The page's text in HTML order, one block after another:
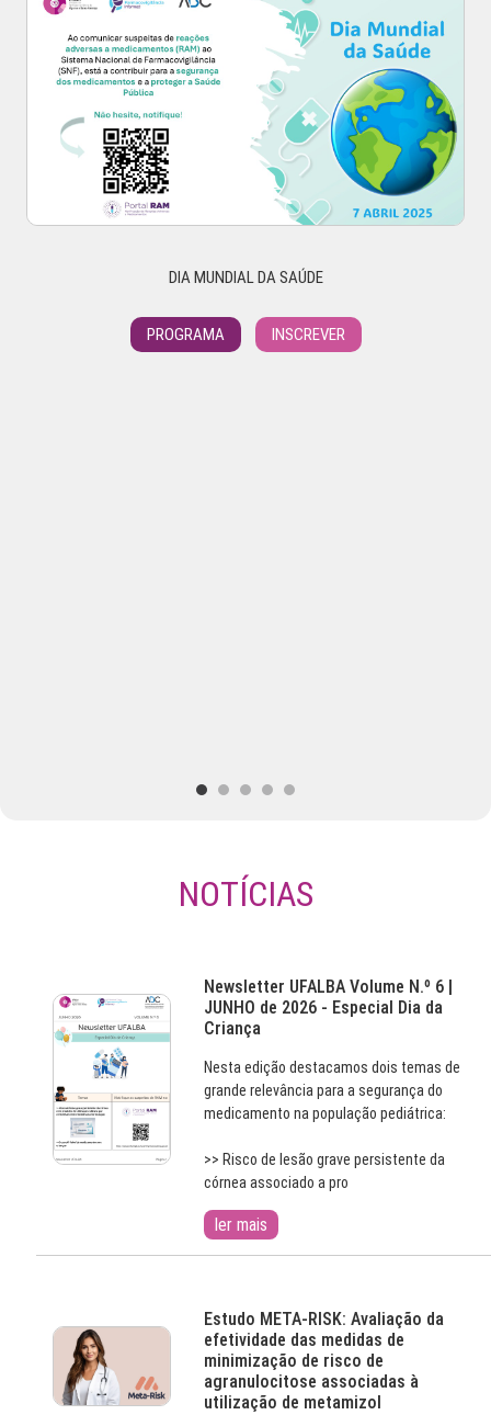
DIA MUNDIAL DA SAÚDE
PROGRAMA INSCREVER
NOTÍCIAS
Newsletter UFALBA Volume N.º 6 |
JUNHO de 2026 - Especial Dia da
Criança
Nesta edição destacamos dois temas de
grande relevância para a segurança do
medicamento na população pediátrica:
>> Risco de lesão grave persistente da
córnea associado a pro
ler mais
Estudo META-RISK: Avaliação da
efetividade das medidas de
minimização de risco de
agranulocitose associadas à
utilização de metamizol